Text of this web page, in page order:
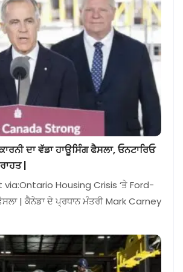
ਦਾ ਵੱਡਾ ਹਾਊਸਿੰਗ ਫੈਸਲਾ, ਓਨਟਾਰਿਓ
|
Housing Crisis ‘ਤੇ Ford-
| ਕੈਨੇਡਾ ਦੇ ਪ੍ਰਧਾਨ ਮੰਤਰੀ Mark Carney